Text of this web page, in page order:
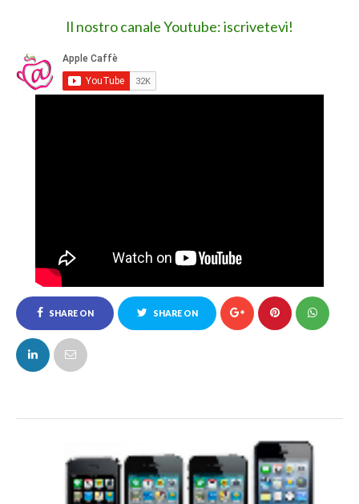
Il nostro canale Youtube: iscrivetevi!
SHARE ON
FACEBOOK
SHARE ON